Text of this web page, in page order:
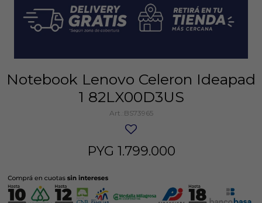
Notebook Lenovo Celeron Ideapad
1 82LX00D3US
BS73965
PYG 1.799.000